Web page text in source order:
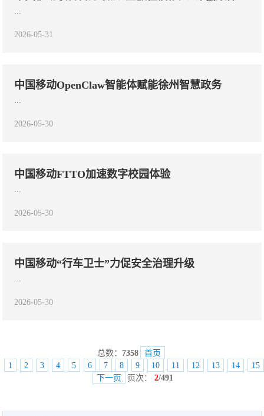
...
2026-05-31
中国移动OpenClaw智能体赋能徐州智慧政务
...
2026-05-30
中国移动FTTO加速数字校园体验
...
2026-05-30
中国移动“行车卫士”力促安全治理升级
...
2026-05-30
总数： 7358
首页
1
2 3 4 5 6 7 8 9 10 11 12 13 14
15
下一页
页次： 2/491